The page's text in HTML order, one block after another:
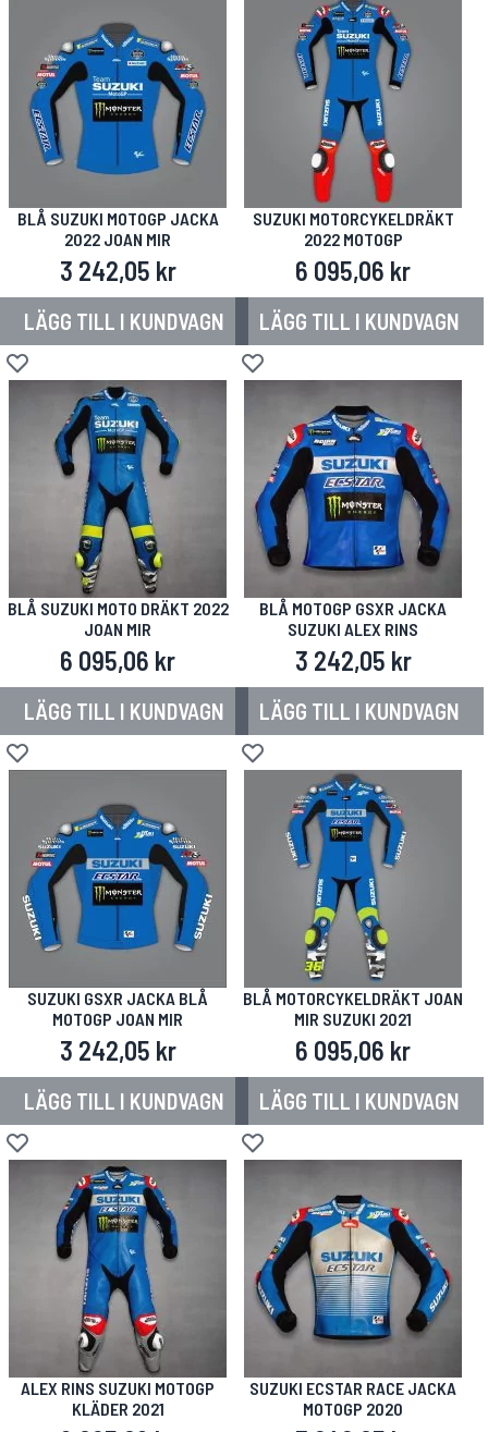
BLÅ SUZUKI MOTOGP JACKA
2022 JOAN MIR
3 242,05 kr
LÄGG TILL I KUNDVAGN
Lägg till i önskelista
SUZUKI MOTORCYKELDRÄKT
2022 MOTOGP
6 095,06 kr
LÄGG TILL I KUNDVAGN
Lägg till i önskelista
BLÅ SUZUKI MOTO DRÄKT 2022
JOAN MIR
6 095,06 kr
LÄGG TILL I KUNDVAGN
Lägg till i önskelista
BLÅ MOTOGP GSXR JACKA
SUZUKI ALEX RINS
3 242,05 kr
LÄGG TILL I KUNDVAGN
Lägg till i önskelista
SUZUKI GSXR JACKA BLÅ
MOTOGP JOAN MIR
3 242,05 kr
LÄGG TILL I KUNDVAGN
Lägg till i önskelista
BLÅ MOTORCYKELDRÄKT JOAN
MIR SUZUKI 2021
6 095,06 kr
LÄGG TILL I KUNDVAGN
Lägg till i önskelista
ALEX RINS SUZUKI MOTOGP
KLÄDER 2021
SUZUKI ECSTAR RACE JACKA
MOTOGP 2020